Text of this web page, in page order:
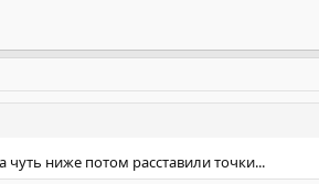
чуть ниже потом расставили точки...